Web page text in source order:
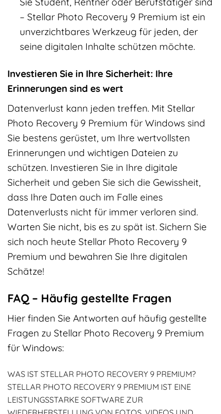
– Stellar Photo Recovery 9 Premium ist ein
unverzichtbares Werkzeug für jeden, der
seine digitalen Inhalte schützen möchte.
Investieren Sie in Ihre Sicherheit: Ihre
Erinnerungen sind es wert
Datenverlust kann jeden treffen. Mit Stellar
Photo Recovery 9 Premium für Windows sind
Sie bestens gerüstet, um Ihre wertvollsten
Erinnerungen und wichtigen Dateien zu
schützen. Investieren Sie in Ihre digitale
Sicherheit und geben Sie sich die Gewissheit,
dass Ihre Daten auch im Falle eines
Datenverlusts nicht für immer verloren sind.
Warten Sie nicht, bis es zu spät ist. Sichern Sie
sich noch heute Stellar Photo Recovery 9
Premium und bewahren Sie Ihre digitalen
Schätze!
FAQ – Häufig gestellte Fragen
Hier finden Sie Antworten auf häufig gestellte
Fragen zu Stellar Photo Recovery 9 Premium
für Windows:
WAS IST STELLAR PHOTO RECOVERY 9 PREMIUM?
STELLAR PHOTO RECOVERY 9 PREMIUM IST EINE
LEISTUNGSSTARKE SOFTWARE ZUR